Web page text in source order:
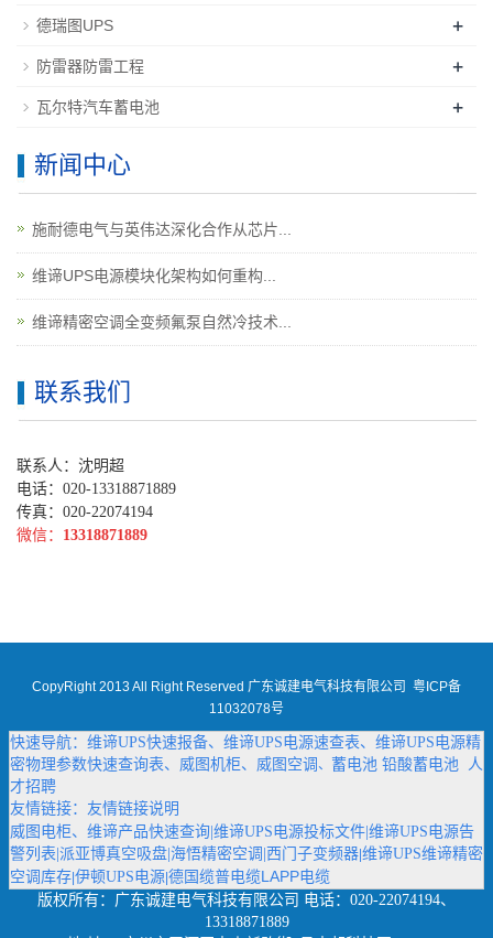
德瑞图UPS +
防雷器防雷工程 +
瓦尔特汽车蓄电池 +
新闻中心
施耐德电气与英伟达深化合作从芯片...
维谛UPS电源模块化架构如何重构...
维谛精密空调全变频氟泵自然冷技术...
联系我们
联系人：沈明超
电话：020-13318871889
传真：020-22074194
微信： 13318871889
CopyRight 2013 All Right Reserved 广东诚建电气科技有限公司 粤ICP备
11032078号
快速导航： 维谛UPS快速报备、 维谛UPS电源速查表、 维谛UPS电源精
密物理参数快速查询表、 威图机柜、 威图空调、 蓄电池 铅酸蓄电池 人
才招聘
友情链接： 友情链接说明
威图电柜、 维谛产品快速查询 维谛UPS电源投标文件 维谛UPS电源告
警列表 派亚博真空吸盘 海悟精密空调 西门子变频器 维谛UPS维谛精密
空调库存 伊顿UPS电源 德国缆普电缆LAPP电缆
版权所有： 广东诚建电气科技有限公司 电话：020-22074194、
13318871889